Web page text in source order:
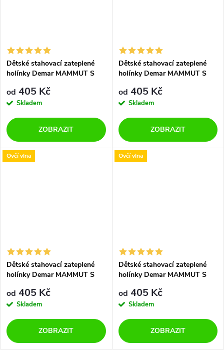
Dětské stahovací zateplené
holínky Demar MAMMUT S
od 405 Kč
Skladem
ZOBRAZIT
Dětské stahovací zateplené
holínky Demar MAMMUT S
od 405 Kč
Skladem
ZOBRAZIT
Ovčí vlna
Dětské stahovací zateplené
holínky Demar MAMMUT S
od 405 Kč
Skladem
ZOBRAZIT
Ovčí vlna
Dětské stahovací zateplené
holínky Demar MAMMUT S
od 405 Kč
Skladem
ZOBRAZIT